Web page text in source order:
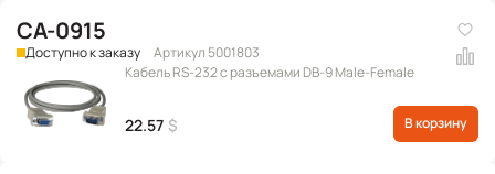
CA-0915
Доступно к заказу
Артикул 5001803
Кабель RS-232 с разъемами DB-9 Male-Female
22.57 $ В корзину